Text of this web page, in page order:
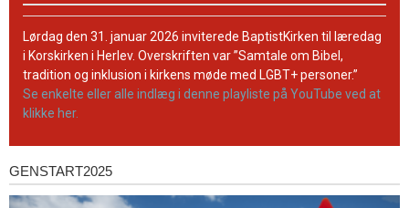
BaptistKirkens
YouTube-
kanal
Lørdag den 31. januar 2026 inviterede BaptistKirken til læredag
i Korskirken i Herlev. Overskriften var ”Samtale om Bibel,
tradition og inklusion i kirkens møde med LGBT+ personer.”
Se enkelte eller alle indlæg i denne playliste på YouTube ved at
klikke her.
Genstart2025
GENSTART2025